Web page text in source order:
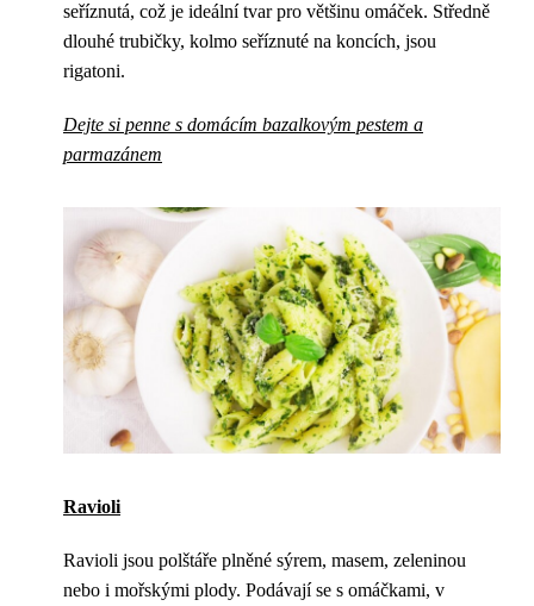
seříznutá, což je ideální tvar pro většinu omáček. Středně
dlouhé trubičky, kolmo seříznuté na koncích, jsou
rigatoni.
Dejte si penne s domácím bazalkovým pestem a
parmazánem
Ravioli
Ravioli jsou polštáře plněné sýrem, masem, zeleninou
nebo i mořskými plody. Podávají se s omáčkami, v